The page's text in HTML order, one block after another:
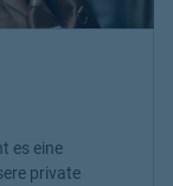
es eine
private